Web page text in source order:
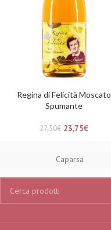
Regina di Felicità Moscato
Spumante
27,50€ 23,75€
Caparsa